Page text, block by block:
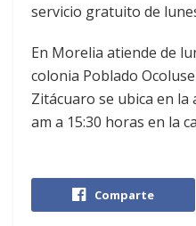
servicio gratuito de
En Morelia atiende de
colonia Poblado
Zitácuaro se ubica en la
am a 15:30 horas en la
Comparte